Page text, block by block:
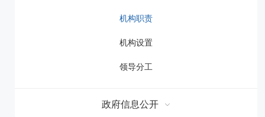
机构职责
机构设置
领导分工
政府信息公开